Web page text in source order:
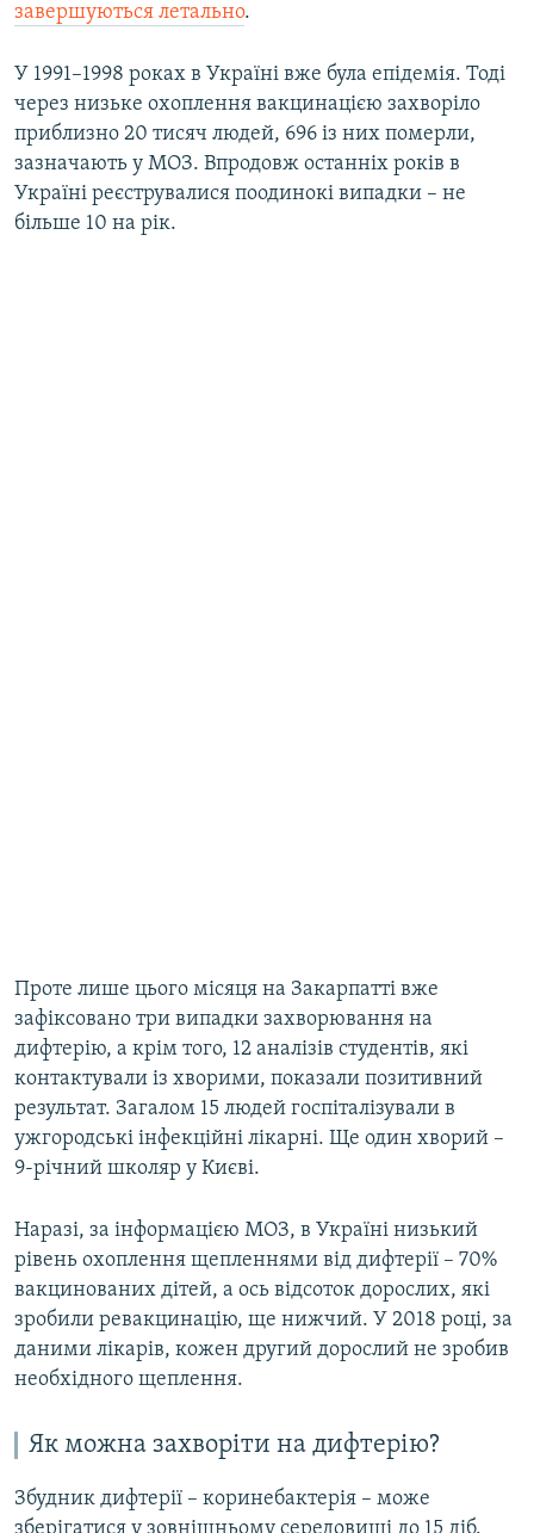
завершуються летально.
У 1991–1998 роках в Україні вже була епідемія. Тоді
через низьке охоплення вакцинацією захворіло
приблизно 20 тисяч людей, 696 із них померли,
зазначають у МОЗ. Впродовж останніх років в
Україні реєструвалися поодинокі випадки – не
більше 10 на рік.
Проте лише цього місяця на Закарпатті вже
зафіксовано три випадки захворювання на
дифтерію, а крім того, 12 аналізів студентів, які
контактували із хворими, показали позитивний
результат. Загалом 15 людей госпіталізували в
ужгородські інфекційні лікарні. Ще один хворий –
9-річний школяр у Києві.
Наразі, за інформацією МОЗ, в Україні низький
рівень охоплення щепленнями від дифтерії – 70%
вакцинованих дітей, а ось відсоток дорослих, які
зробили ревакцинацію, ще нижчий. У 2018 році, за
даними лікарів, кожен другий дорослий не зробив
необхідного щеплення.
Як можна захворіти на дифтерію?
Збудник дифтерії – коринебактерія – може